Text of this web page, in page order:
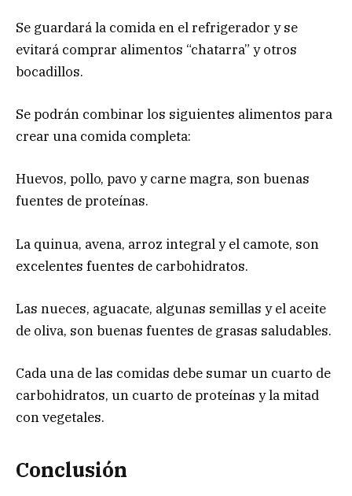
Se guardará la comida en el refrigerador y se
evitará comprar alimentos “chatarra” y otros
bocadillos.
Se podrán combinar los siguientes alimentos para
crear una comida completa:
Huevos, pollo, pavo y carne magra, son buenas
fuentes de proteínas.
La quinua, avena, arroz integral y el camote, son
excelentes fuentes de carbohidratos.
Las nueces, aguacate, algunas semillas y el aceite
de oliva, son buenas fuentes de grasas saludables.
Cada una de las comidas debe sumar un cuarto de
carbohidratos, un cuarto de proteínas y la mitad
con vegetales.
Conclusión